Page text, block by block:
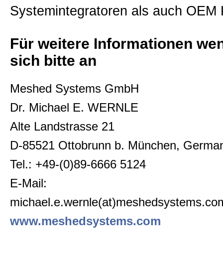
Systemintegratoren als auch OEM
Für weitere Informationen
sich bitte an
Meshed Systems GmbH
Dr. Michael E. WERNLE
Alte Landstrasse 21
D-85521 Ottobrunn b. München,
Tel.: +49-(0)89-6666 5124
E-Mail:
www.meshedsystems.com